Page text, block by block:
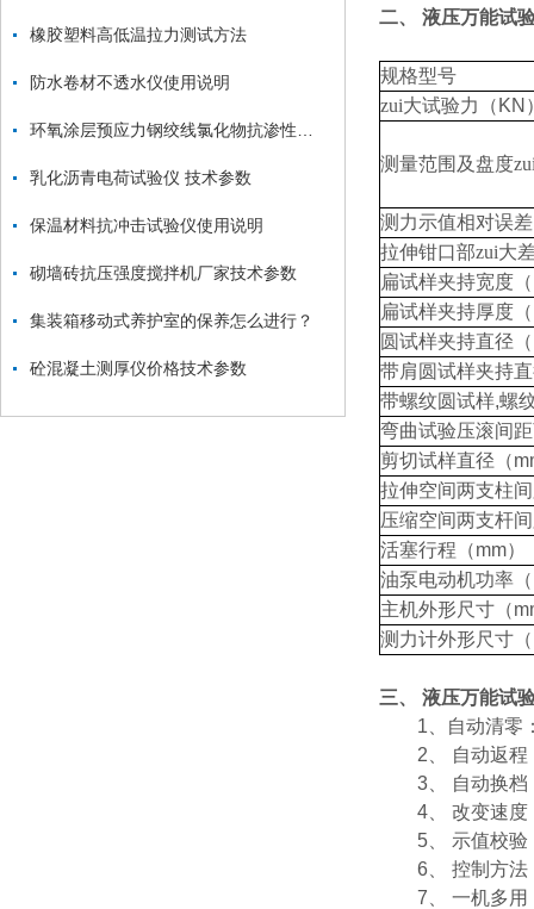
橡胶塑料高低温拉力测试方法
防水卷材不透水仪使用说明
乳化沥青电荷试验仪 技术参数
保温材料抗冲击试验仪使用说明
砌墙砖抗压强度搅拌机厂家技术参数
集装箱移动式养护室的保养怎么进行？
砼混凝土测厚仪价格技术参数
二、 液压万能试
规格型号
zui大试验力
（KN
测量范围及盘度
测力示值相对误
拉伸钳口部zui大
扁试样夹持宽度
扁试样夹持厚度
圆试样夹持直径
带肩圆试样夹持
带螺纹圆试样,螺
弯曲试验压滚间
剪切试样直径 （
拉伸空间两支柱
压缩空间两支杆
活塞行程 （mm）
油泵电动机功率
主机外形尺寸 （
测力计外形尺寸
三、 液压万能试
1、
自动清零
2、 自动返程
3、 自动换档：
4、 改变速度：
5、 示值校验
6、 控制方法：
7、 一机多用：